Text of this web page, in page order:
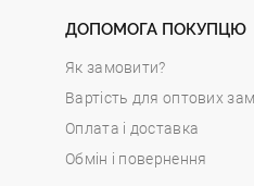
ДОПОМОГА ПОКУПЦЮ
Як замовити?
Вартість для оптових
Оплата і доставка
Обмін і повернення